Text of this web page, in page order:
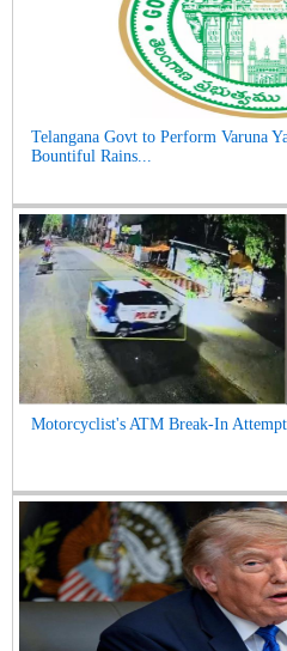
Telangana Govt to Perform Varuna
Bountiful Rains...
Motorcyclist's ATM Break-In